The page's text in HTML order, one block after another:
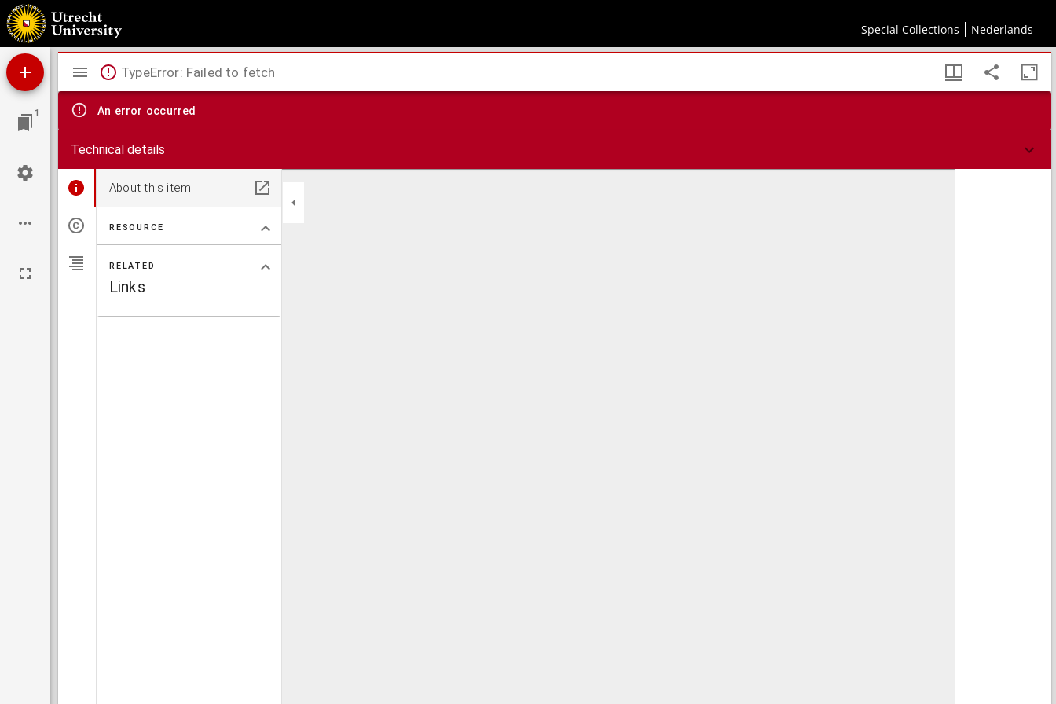
Special Collections Nederlands
Eenvoudig onderwijs in het lezen van den bijbel.
1
Mirador
viewer
TypeError: Failed to fetch
An error occurred
Technical details
About this item
RESOURCE
RELATED
Links